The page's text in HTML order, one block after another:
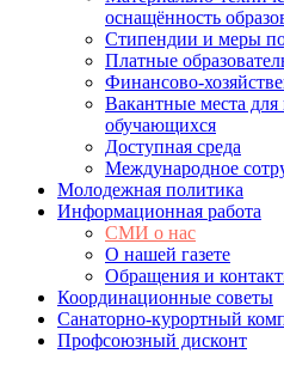
оснащённость
Стипендии и меры
Платные
Финансово-
Вакантные места
обучающихся
Доступная среда
Международное
Молодежная политика
Информационная работа
СМИ о нас
О нашей газете
Обращения и
Координационные советы
Санаторно-курортный
Профсоюзный дисконт